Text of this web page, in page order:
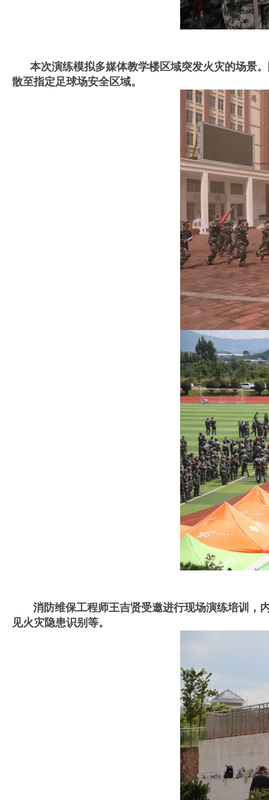
本次演练模拟多媒体教学楼区域突发火灾的场景。
散至指定足球场安全区域。
消防维保工程师王吉贤受邀进行现场演练培训，内
见火灾隐患识别等。